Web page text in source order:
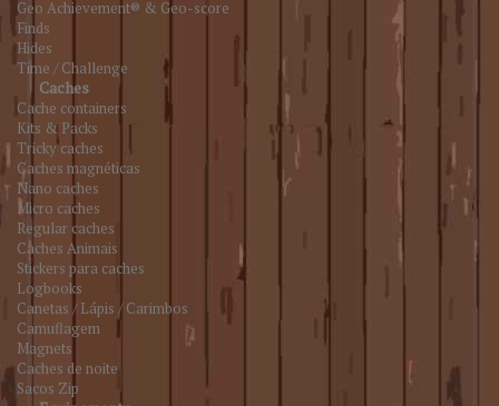
Geo Achievement® & Geo-score
Finds
Hides
Time / Challenge
Caches
Cache containers
Kits & Packs
Tricky caches
Caches magnéticas
Nano caches
Micro caches
Regular caches
Caches Animais
Stickers para caches
Logbooks
Canetas / Lápis / Carimbos
Camuflagem
Magnets
Caches de noite
Sacos Zip